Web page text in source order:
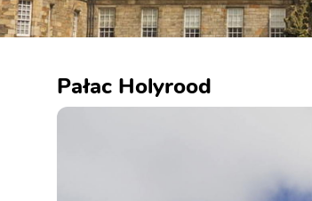
Pałac Holyrood